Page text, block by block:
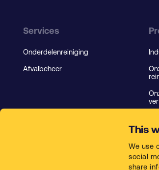
This
We use
social
share
Services
Onderdelenreiniging
Afvalbeheer